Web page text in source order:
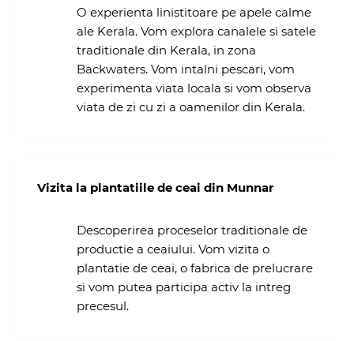
O experienta linistitoare pe apele calme
ale Kerala. Vom explora canalele si satele
traditionale din Kerala, in zona
Backwaters. Vom intalni pescari, vom
experimenta viata locala si vom observa
viata de zi cu zi a oamenilor din Kerala.
Vizita la plantatiile de ceai din Munnar
Descoperirea proceselor traditionale de
productie a ceaiului. Vom vizita o
plantatie de ceai, o fabrica de prelucrare
si vom putea participa activ la intreg
precesul.